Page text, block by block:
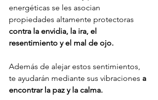
energéticas se les asocian
propiedades altamente protectoras
contra la envidia, la ira, el
resentimiento y el mal de ojo.
Además de alejar estos sentimientos,
te ayudarán mediante sus vibraciones a
encontrar la paz y la calma.